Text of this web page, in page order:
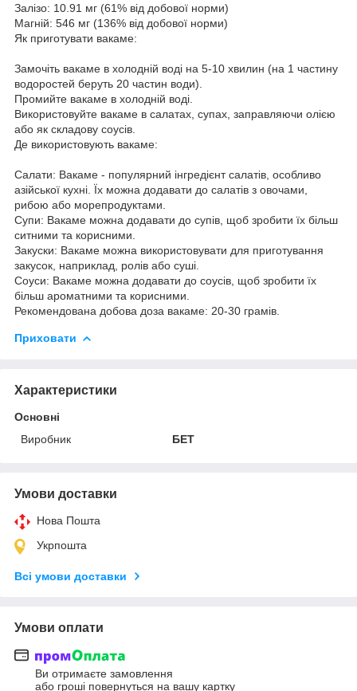
Залізо: 10.91 мг (61% від добової норми)
Магній: 546 мг (136% від добової норми)
Як приготувати вакаме:
Замочіть вакаме в холодній воді на 5-10 хвилин (на 1 частину
водоростей беруть 20 частин води).
Промийте вакаме в холодній воді.
Використовуйте вакаме в салатах, супах, заправляючи олією
або як складову соусів.
Де використовують вакаме:
Салати: Вакаме - популярний інгредієнт салатів, особливо
азійської кухні. Їх можна додавати до салатів з овочами,
рибою або морепродуктами.
Супи: Вакаме можна додавати до супів, щоб зробити їх більш
ситними та корисними.
Закуски: Вакаме можна використовувати для приготування
закусок, наприклад, ролів або суші.
Соуси: Вакаме можна додавати до соусів, щоб зробити їх
більш ароматними та корисними.
Рекомендована добова доза вакаме: 20-30 грамів.
Приховати
Характеристики
Основні
Виробник
БЕТ
Умови доставки
Нова Пошта
Укрпошта
Всі умови доставки
Умови оплати
Ви отримаєте замовлення
або гроші повернуться на вашу картку